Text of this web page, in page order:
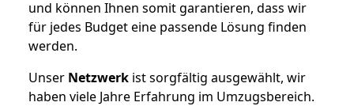
und können Ihnen somit garantieren, dass wir
für jedes Budget eine passende Lösung finden
werden.
Unser Netzwerk ist sorgfältig ausgewählt, wir
haben viele Jahre Erfahrung im Umzugsbereich.